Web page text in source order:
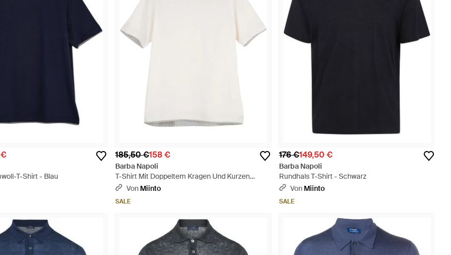
€
T-Shirt - Blau
185,50 €158 €
Barba Napoli
T-Shirt Mit Doppeltem Kragen Und Kurzen
Ärmeln - Weiß
Von Miinto
SALE
176 €149,50 €
Barba Napoli
Rundhals T-Shirt - Schwarz
Von Miinto
SALE